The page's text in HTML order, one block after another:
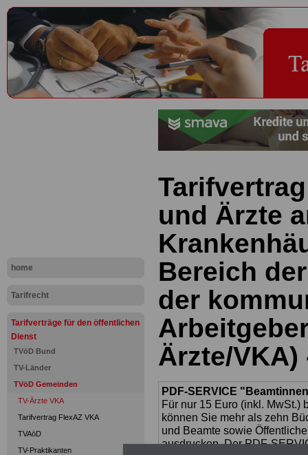
home
Tarifrecht
Tarifverträge für den öffentlichen
Dienst
TVöD Bund
TV-Länder
TVöD Gemeinden
TV-Ärzte VKA
Tarifvertrag FlexAZ VKA
TVAöD
TV-Praktikanten
und Ärzte
Bereich
der
Ärzte/
PDF-SERVICE
Für nur 15 Euro (inkl. MwSt.)
können Sie mehr als zehn
und Beamte sowie
ausdrucken. Der PDF-